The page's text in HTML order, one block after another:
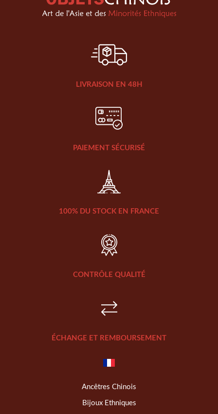
LIVRAISON EN 48H
PAIEMENT SÉCURISÉ
100% DU STOCK EN FRANCE
CONTRÔLE QUALITÉ
ÉCHANGE ET REMBOURSEMENT
Ancêtres Chinois
Bijoux Ethniques